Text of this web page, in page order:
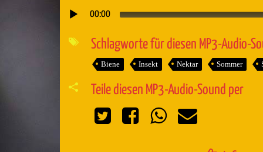
Audio-
Player
00:00
Schlagworte für diesen MP3-Audio-
Biene Insekt Nektar Sommer
Teile diesen MP3-Audio-Sound per